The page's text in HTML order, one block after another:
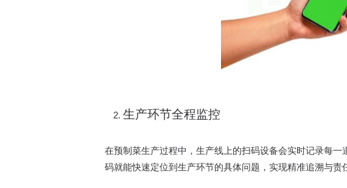
生产环节全程监控​
在预制菜生产过程中，生产线上的扫码设备会实时记录每
码就能快速定位到生产环节的具体问题，实现精准追溯与